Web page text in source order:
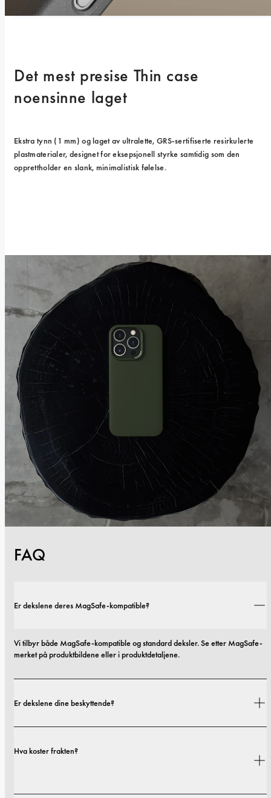
Det mest presise Thin case
noensinne laget
Ekstra tynn (1 mm) og laget av ultralette, GRS-sertifiserte resirkulerte
plastmaterialer, designet for eksepsjonell styrke samtidig som den
opprettholder en slank, minimalistisk følelse.
FAQ
Er dekslene deres MagSafe-kompatible?
Vi tilbyr både MagSafe-kompatible og standard deksler. Se etter MagSafe-
merket på produktbildene eller i produktdetaljene.
Er dekslene dine beskyttende?
som spenner fra slanke profiler til mer beskyttende utforminger.
Hva koster frakten?